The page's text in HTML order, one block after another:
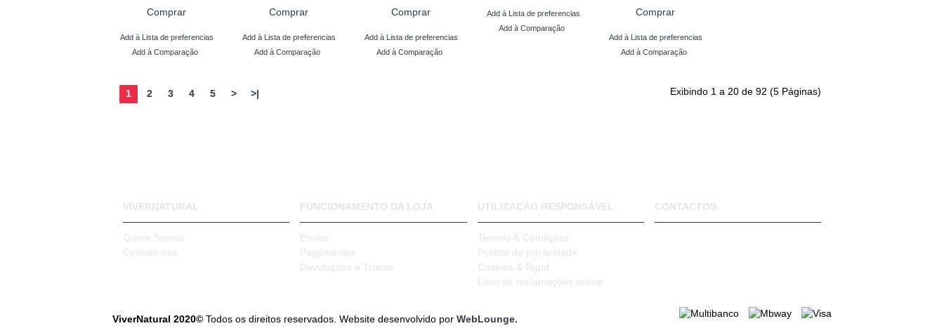
Comprar
Add à Lista de preferencias
Add à Comparação
Comprar
Add à Lista de preferencias
Add à Comparação
Comprar
Add à Lista de preferencias
Add à Comparação
Add à Lista de preferencias
Add à Comparação
Comprar
Add à Lista de preferencias
Add à Comparação
1 2 3 4 5 > >| Exibindo 1 a 20 de 92 (5 Páginas)
VIVERNATURAL
Quem Somos
Contate-nos
FUNCIONAMENTO DA LOJA
Envios
Pagamentos
Devoluções e Trocas
UTILIZAÇÃO RESPONSÁVEL
Termos & Condições
Politica de privacidade
Cookies & Rgpd
Livro de reclamações online
CONTACTOS
ViverNatural 2020© Todos os direitos reservados. Website desenvolvido por WebLounge.